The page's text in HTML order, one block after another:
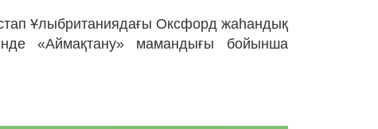
Ұлыбританиядағы Оксфорд жаһандық
«Аймақтану» мамандығы бойынша